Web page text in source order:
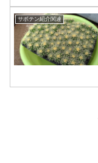
サボテン紹介関連